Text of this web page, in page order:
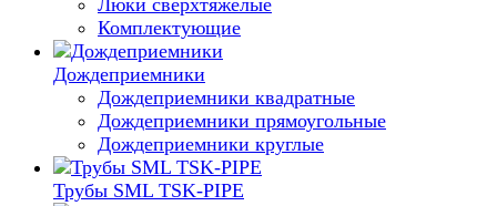
Люки сверхтяжелые
Комплектующие
Дождеприемники
Дождеприемники квадратные
Дождеприемники прямоугольные
Дождеприемники круглые
Трубы SML TSK-PIPE